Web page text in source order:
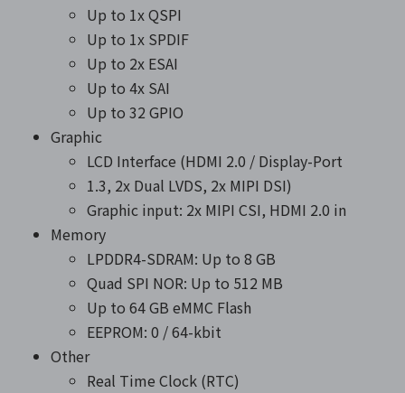
Up to 1x QSPI
Up to 1x SPDIF
Up to 2x ESAI
Up to 4x SAI
Up to 32 GPIO
Graphic
LCD Interface (HDMI 2.0 / Display-Port
1.3, 2x Dual LVDS, 2x MIPI DSI)
Graphic input: 2x MIPI CSI, HDMI 2.0 in
Memory
LPDDR4-SDRAM: Up to 8 GB
Quad SPI NOR: Up to 512 MB
Up to 64 GB eMMC Flash
EEPROM: 0 / 64-kbit
Other
Real Time Clock (RTC)